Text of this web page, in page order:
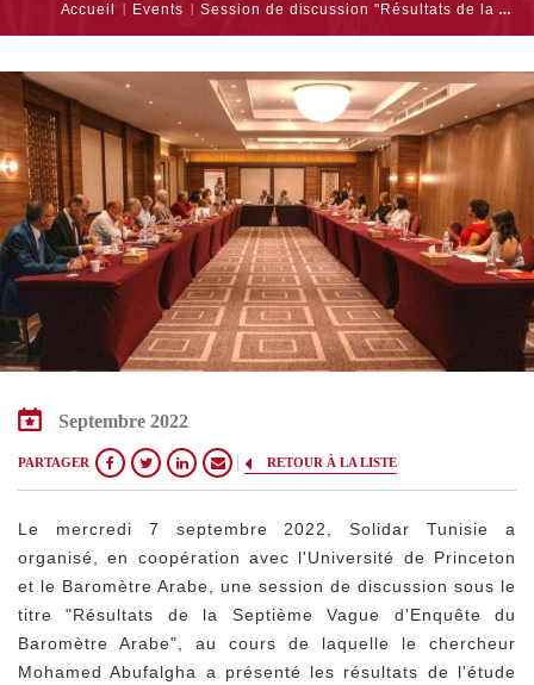
d'Ariane
Accueil Events Session de discussion "Résultats de la Septième Vague d'Enquête du Baromètre Arabe"
Septembre 2022
PARTAGER RETOUR À LA LISTE
Le mercredi 7 septembre 2022, Solidar Tunisie a
organisé, en coopération avec l'Université de Princeton
et le Baromètre Arabe, une session de discussion sous le
titre "Résultats de la Septième Vague d'Enquête du
Baromètre Arabe", au cours de laquelle le chercheur
Mohamed Abufalgha a présenté les résultats de l'étude